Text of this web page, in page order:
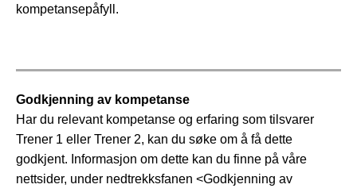
kompetansepåfyll.
Godkjenning av kompetanse
Har du relevant kompetanse og erfaring som tilsvarer
Trener 1 eller Trener 2, kan du søke om å få dette
godkjent. Informasjon om dette kan du finne på våre
nettsider, under nedtrekksfanen <Godkjenning av